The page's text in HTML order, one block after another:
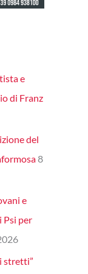
e
di Franz
del
8
e
Psi per
stretti”